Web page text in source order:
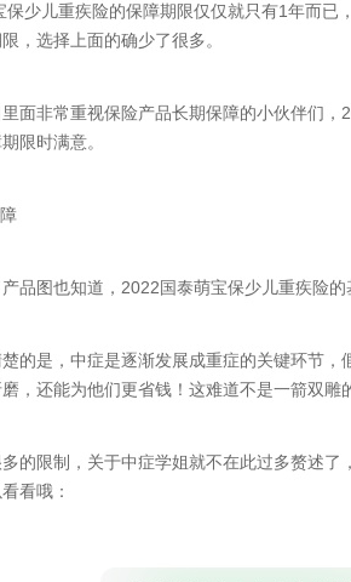
保少儿重疾险的保障期限仅仅就只有1年而
，选择上面的确少了很多。
面非常重视保险产品长期保障的小伙伴们
限时满意。
品图也知道，2022国泰萌宝保少儿重疾险
的是，中症是逐渐发展成重症的关键环节
，还能为他们更省钱！这难道不是一箭双雕
的限制，关于中症学姐就不在此过多赘述
看哦：